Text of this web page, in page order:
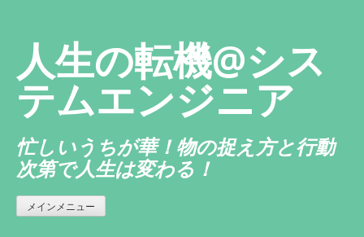
人生の転機@シス
テムエンジニア
忙しいうちが華！物の捉え方と行動
次第で人生は変わる！
メインメニュー